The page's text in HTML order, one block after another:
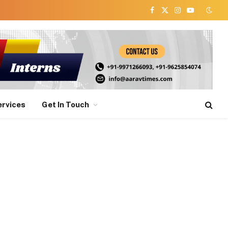
Facebook
X
Instagram
YouTube
Get In Touch